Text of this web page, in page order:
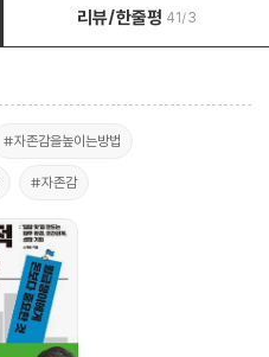
리뷰/한줄평 41/3
#자존감을높이는방법
#자존감